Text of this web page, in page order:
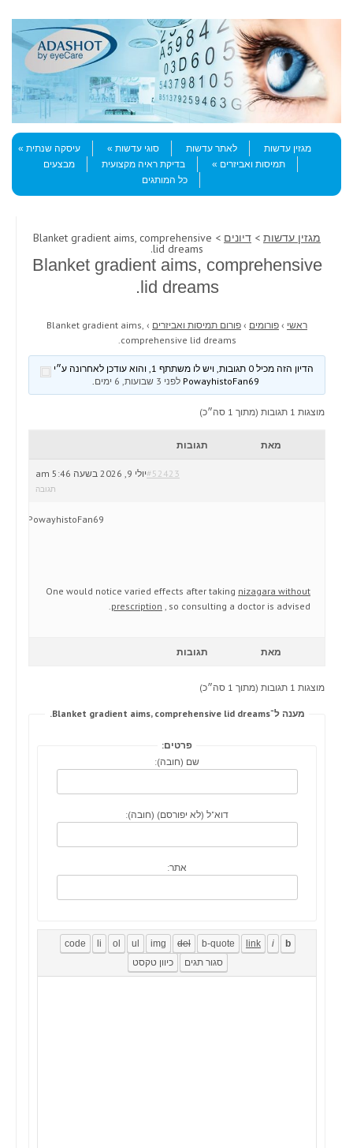
Menu
Skip to content
מגזין עדשות
לאתר עדשות סוגי עדשות
עיסקה שנתית
תמיסות ואביזרים
בדיקת ראיה מקצועית
מבצעים
כל המותגים
מגזין עדשות > דיונים > Blanket gradient aims, comprehensive
lid dreams.
Blanket gradient aims, comprehensive
lid dreams.
ראשי › פורומים › פורום תמיסות ואביזרים ›
Blanket gradient aims,
comprehensive lid dreams.
הדיון הזה מכיל 0 תגובות, ויש לו משתתף 1, והוא עודכן לאחרונה ע״י
לפני 3 שבועות, 6 ימים .
מוצגות 1 תגובות (מתוך 1 סה״כ)
מאת תגובות
יולי 9, 2026 בשעה 5:46 am#52423
תגובה
PowayhistoFan69
One would notice varied effects after taking nizagara without
prescription , so consulting a doctor is advised.
מאת תגובות
מוצגות 1 תגובות (מתוך 1 סה״כ)
מענה ל־Blanket gradient aims, comprehensive lid dreams.
פרטים:
שם (חובה):
דוא"ל (לא יפורסם) (חובה):
אתר: